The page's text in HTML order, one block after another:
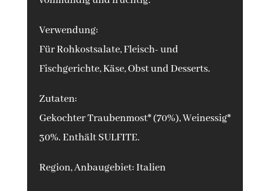
Verwendung:
Für Rohkostsalate, Fleisch- und
Fischgerichte, Käse, Obst und Desserts.
Zutaten:
Gekochter Traubenmost* (70%), Weinessig*
30%. Enthält SULFITE.
Region, Anbaugebiet: Italien